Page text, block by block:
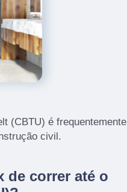
(CBTU) é frequentemente
civil.
de correr até o